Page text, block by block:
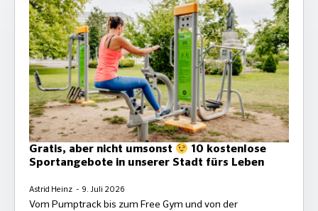
Gratis, aber nicht umsonst
10 kostenlose
Sportangebote in unserer Stadt fürs Leben
Astrid Heinz 9. Juli 2026
Vom Pumptrack bis zum Free Gym und von der